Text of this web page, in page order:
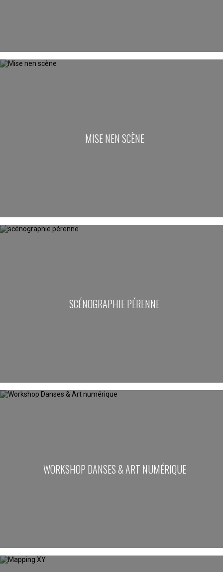
MISE NEN SCÈNE
SCÉNOGRAPHIE PÉRENNE
WORKSHOP DANSES & ART NUMÉRIQUE